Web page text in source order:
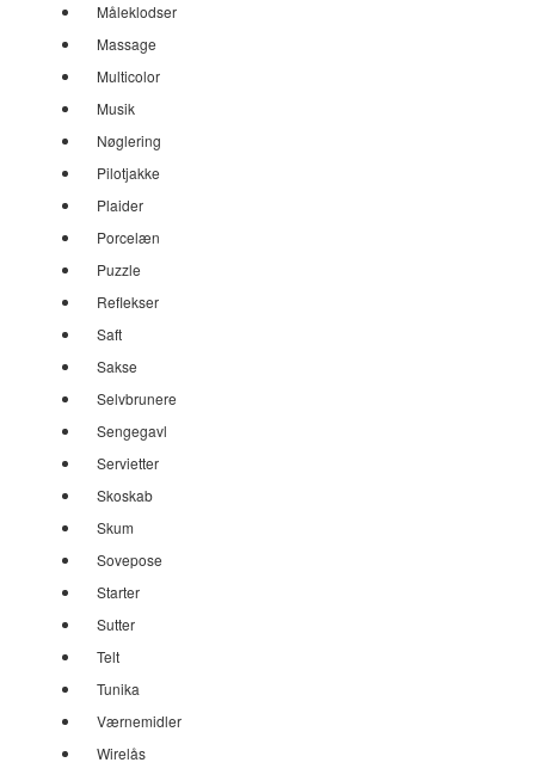
Måleklodser
Massage
Multicolor
Musik
Nøglering
Pilotjakke
Plaider
Porcelæn
Puzzle
Reflekser
Saft
Sakse
Selvbrunere
Sengegavl
Servietter
Skoskab
Skum
Sovepose
Starter
Sutter
Telt
Tunika
Værnemidler
Wirelås